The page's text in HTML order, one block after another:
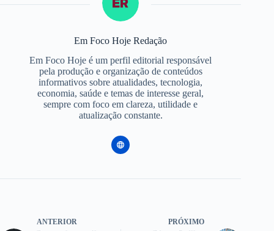
Em Foco Hoje Redação
Em Foco Hoje é um perfil editorial responsável
pela produção e organização de conteúdos
informativos sobre atualidades, tecnologia,
economia, saúde e temas de interesse geral,
sempre com foco em clareza, utilidade e
atualização constante.
ANTERIOR PRÓXIMO